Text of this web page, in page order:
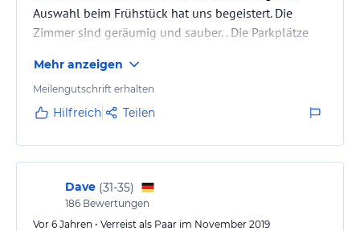
Auswahl beim Frühstück hat uns begeistert. Die
Zimmer sind geräumig und sauber. . Die Parkplätze
empfehlen. Wir würden das Hotel jederzeit wieder
buchen
Mehr anzeigen
Meilengutschrift erhalten
Hilfreich Teilen
Dave (31-35)
186 Bewertungen
Vor 6 Jahren • Verreist als Paar im November 2019